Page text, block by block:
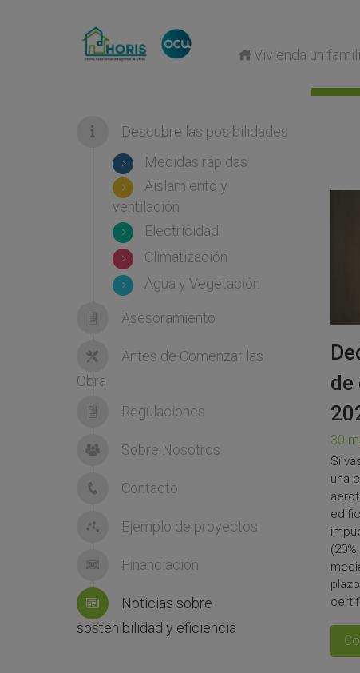
Vivienda
Descubre las posibilidades
Medidas rápidas
Aislamiento y
ventilación
Electricidad
Climatización
Agua y Vegetación
Asesoramiento
Antes de Comenzar las
Obra
Regulaciones
Sobre Nosotros
Contacto
Ejemplo de proyectos
Financiación
Noticias sobre
sostenibilidad y eficiencia
de
30
Si
una